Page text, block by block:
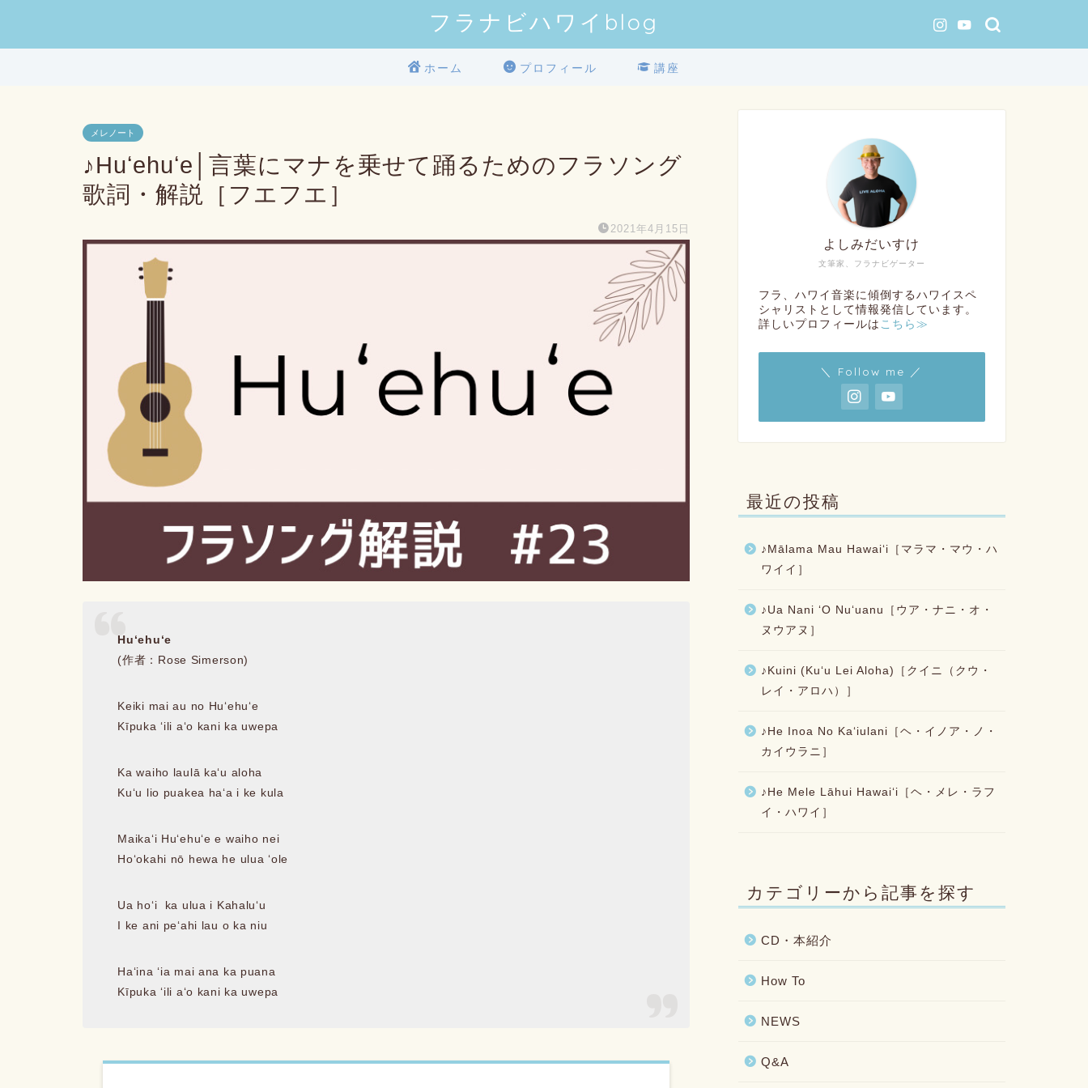
フラナビハワイblog
ホーム プロフィール 講座
メレノート
♪Huʻehuʻe│言葉にマナを乗せて踊るためのフラソング
歌詞・解説［フエフエ］
2021年4月15日
Huʻehuʻe
(作者：Rose Simerson)
Keiki mai au no Huʻehuʻe
Kīpuka ʻili aʻo kani ka uwepa
Ka waiho laulā kaʻu aloha
Kuʻu lio puakea haʻa i ke kula
Maikaʻi Huʻehuʻe e waiho nei
Hoʻokahi nō hewa he ulua ʻole
Ua hoʻi ka ulua i Kahaluʻu
I ke ani peʻahi lau o ka niu
Haʻina ʻia mai ana ka puana
Kīpuka ʻili aʻo kani ka uwepa
文筆家、フラナビゲーター
よしみだいすけ
フラ、ハワイ音楽に傾倒するハワイスペ
シャリストとして情報発信しています。
詳しいプロフィールは こちら≫
＼ Follow me ／
最近の投稿
♪Mālama Mau Hawaiʻi［マラマ・マウ・ハ
ワイイ］
♪Ua Nani ʻO Nuʻuanu［ウア・ナニ・オ・
ヌウアヌ］
♪Kuini (Kuʻu Lei Aloha)［クイニ（クウ・
レイ・アロハ）］
♪He Inoa No Kaʻiulani［ヘ・イノア・ノ・
カイウラニ］
♪He Mele Lāhui Hawaiʻi［ヘ・メレ・ラフ
イ・ハワイ］
カテゴリーから記事を探す
CD・本紹介
How To
NEWS
Q&A